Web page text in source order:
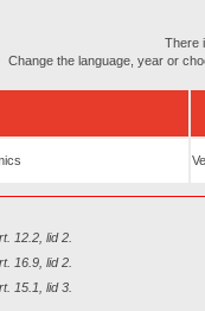
There
Change the language, year or
12.2, lid 2.
16.9, lid 2.
15.1, lid 3.